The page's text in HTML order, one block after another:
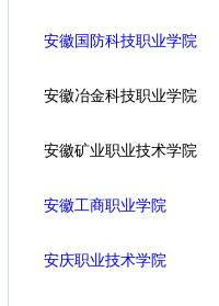
安徽国防科技职业学院
安徽冶金科技职业学院
安徽矿业职业技术学院
安徽工商职业学院
安庆职业技术学院